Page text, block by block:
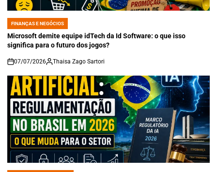
POSTED
IN
FINANÇAS E NEGÓCIOS
Microsoft demite equipe idTech da Id Software: o que isso
significa para o futuro dos jogos?
on
07/07/2026 Thaisa Zago Sartori